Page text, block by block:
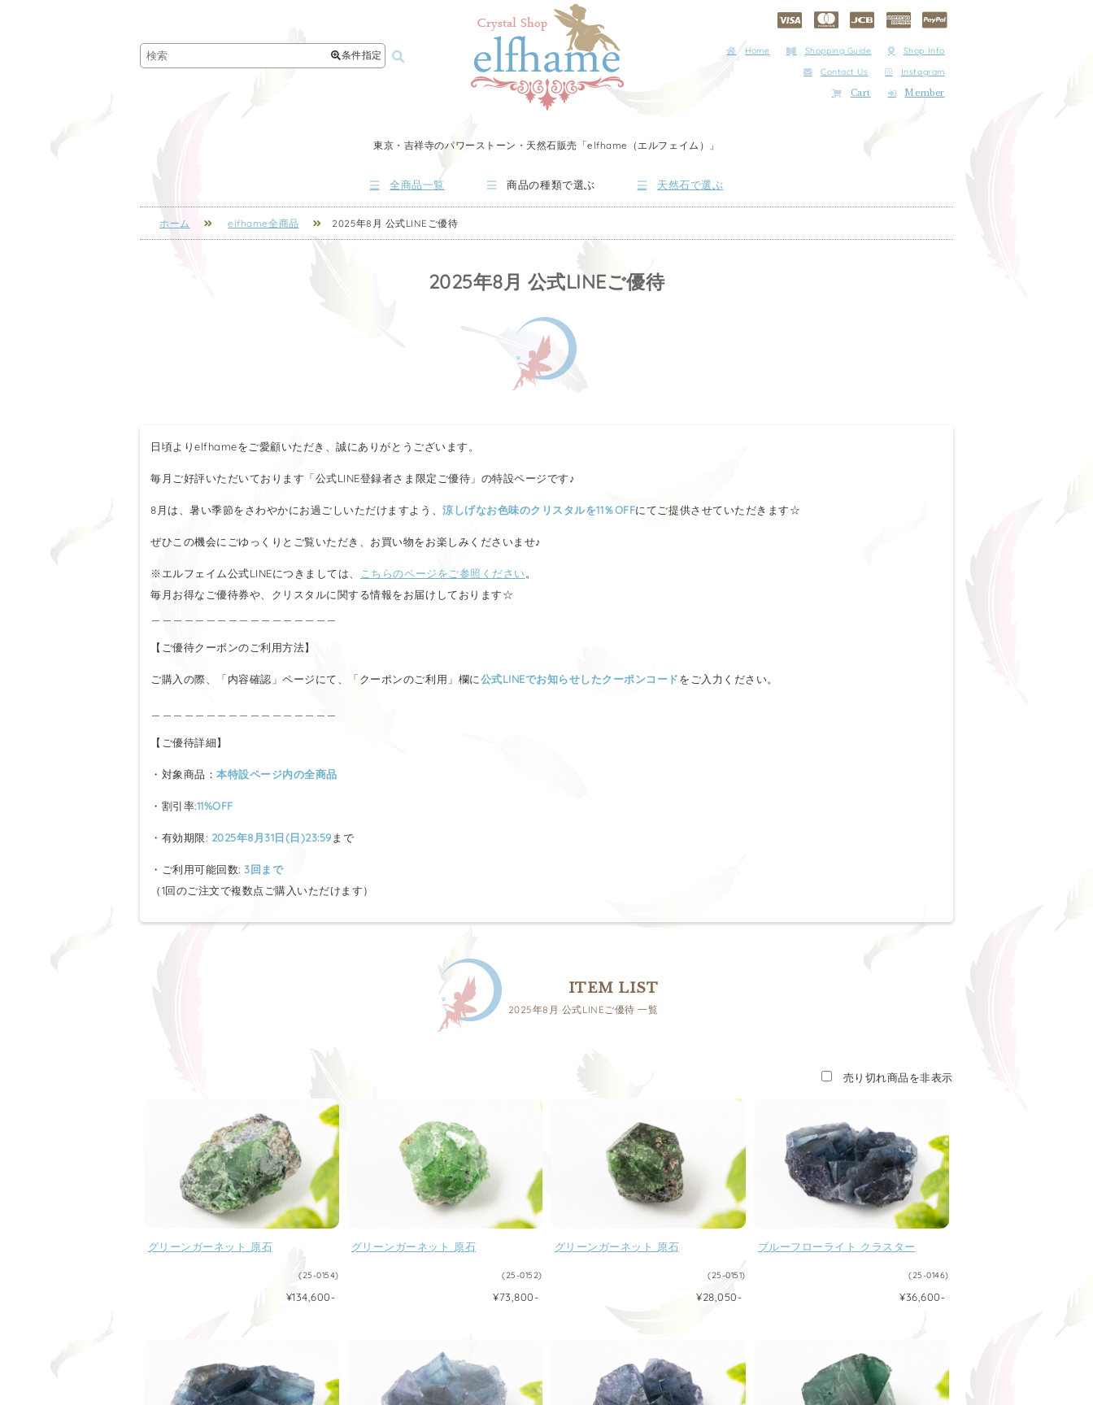
条件指定 Home Shopping Guide
Shop Info
Contact Us
Instagram
Cart
Member
東京・吉祥寺のパワーストーン・天然石販売「elfhame（エルフェイム）」
全商品一覧 商品の種類で選ぶ 天然石で選ぶ
ホーム elfhame全商品 2025年8月 公式LINEご優待
2025年8月 公式LINEご優待
日頃よりelfhameをご愛顧いただき、誠にありがとうございます。
毎月ご好評いただいております「公式LINE登録者さま限定ご優待」の特設ページです♪
8月は、暑い季節をさわやかにお過ごしいただけますよう、涼しげなお色味のクリスタルを11％OFFにてご提供させていただきます☆
ぜひこの機会にごゆっくりとご覧いただき、お買い物をお楽しみくださいませ♪
※エルフェイム公式LINEにつきましては、 こちらのページをご参照ください。
毎月お得なご優待券や、クリスタルに関する情報をお届けしております☆
【ご優待クーポンのご利用方法】
ご購入の際、「内容確認」ページにて、「クーポンのご利用」欄に公式LINEでお知らせしたクーポンコードをご入力ください。
【ご優待詳細】
・対象商品：本特設ページ内の全商品
・割引率:11%OFF
・有効期限: 2025年8月31日(日)23:59 まで
・ご利用可能回数: 3回まで
（1回のご注文で複数点ご購入いただけます）
ITEM LIST
2025年8月 公式LINEご優待 一覧
売り切れ商品を非表示
グリーンガーネット 原石
(25-0154)
¥134,600-
グリーンガーネット 原石
(25-0152)
¥73,800-
グリーンガーネット 原石
(25-0151)
¥28,050-
ブルーフローライト クラスター
(25-0146)
¥36,600-